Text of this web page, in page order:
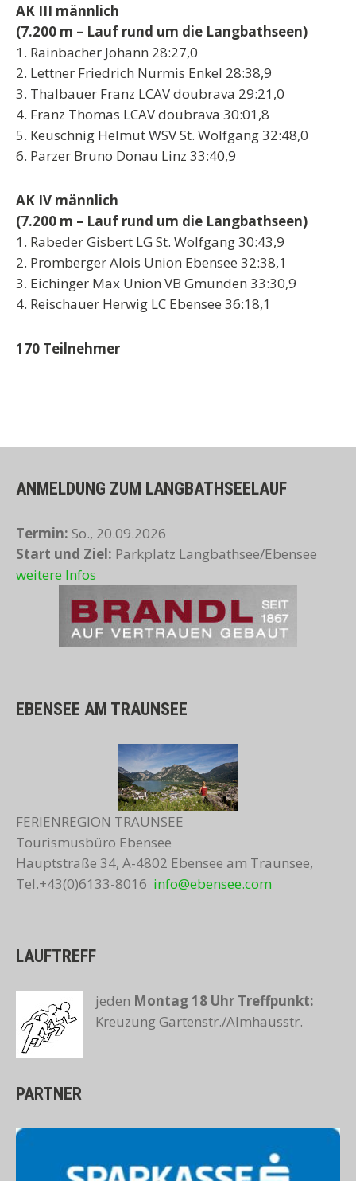
AK III männlich
(7.200 m – Lauf rund um die Langbathseen)
1. Rainbacher Johann 28:27,0
2. Lettner Friedrich Nurmis Enkel 28:38,9
3. Thalbauer Franz LCAV doubrava 29:21,0
4. Franz Thomas LCAV doubrava 30:01,8
5. Keuschnig Helmut WSV St. Wolfgang 32:48,0
6. Parzer Bruno Donau Linz 33:40,9
AK IV männlich
(7.200 m – Lauf rund um die Langbathseen)
1. Rabeder Gisbert LG St. Wolfgang 30:43,9
2. Promberger Alois Union Ebensee 32:38,1
3. Eichinger Max Union VB Gmunden 33:30,9
4. Reischauer Herwig LC Ebensee 36:18,1
170 Teilnehmer
ANMELDUNG ZUM LANGBATHSEELAUF
Termin: So., 20.09.2026
Start und Ziel: Parkplatz Langbathsee/Ebensee
weitere Infos
EBENSEE AM TRAUNSEE
FERIENREGION TRAUNSEE
Tourismusbüro Ebensee
Hauptstraße 34, A-4802 Ebensee am Traunsee,
Tel.+43(0)6133-8016 info@ebensee.com
LAUFTREFF
jeden Montag 18 Uhr Treffpunkt:
Kreuzung Gartenstr./Almhausstr.
PARTNER